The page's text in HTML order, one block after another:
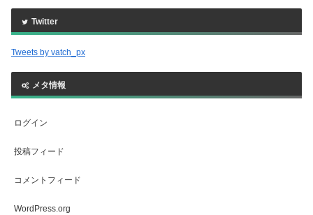
Twitter
Tweets by vatch_px
メタ情報
ログイン
投稿フィード
コメントフィード
WordPress.org